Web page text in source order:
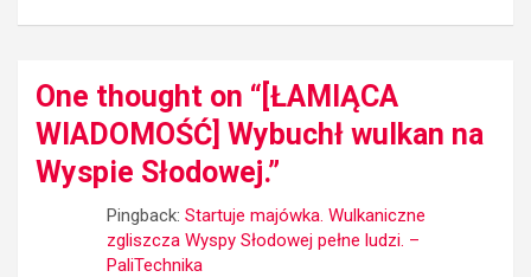
One thought on “ [ŁAMIĄCA
WIADOMOŚĆ] Wybuchł wulkan na
Wyspie Słodowej.”
Pingback: Startuje majówka. Wulkaniczne
zgliszcza Wyspy Słodowej pełne ludzi. –
PaliTechnika